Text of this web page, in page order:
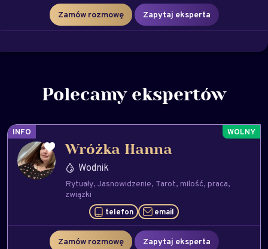
Zamów rozmowę Zapytaj eksperta
Polecamy ekspertów
INFO
Wróżka Hanna
Wodnik
Rytuały Jasnowidzenie Tarot milość praca
związki
telefon email
Zamów rozmowę Zapytaj eksperta